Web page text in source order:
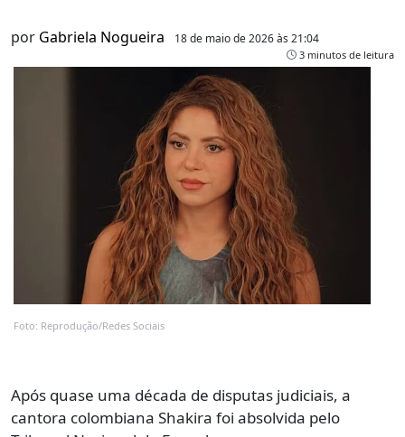
por Gabriela Nogueira 18 de maio de 2026 às 21:04
3 minutos de leitura
Foto: Reprodução/Redes Sociais
Após quase uma década de disputas judiciais, a
cantora colombiana Shakira foi absolvida pelo